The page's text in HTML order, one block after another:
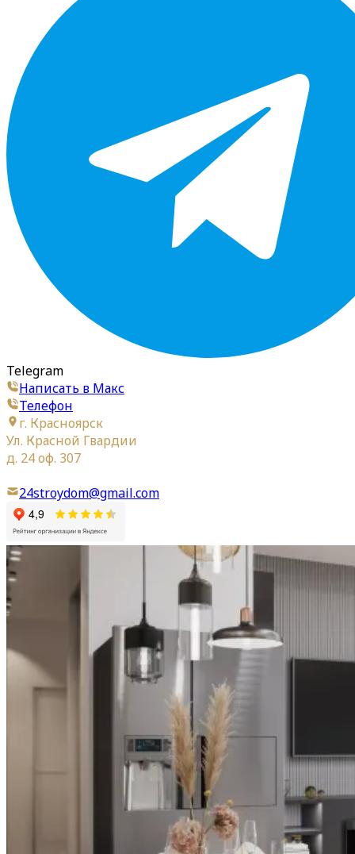
Telegram
Написать в Макс
Телефон
г. Красноярск
Ул. Красной Гвардии
д. 24 оф. 307
24stroydom@gmail.com